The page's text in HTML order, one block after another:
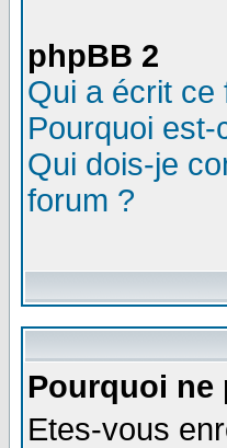
phpBB 2
Qui a écrit ce
Pourquoi
Qui dois-je
forum ?
Pourquoi ne
Etes-vous